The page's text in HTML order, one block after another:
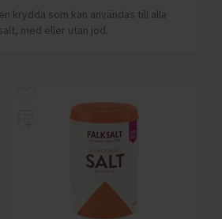
krydda som kan användas till alla
med eller utan jod.